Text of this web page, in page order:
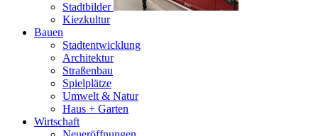
Stadtbilder
Kiezkultur
Bauen
Stadtentwicklung
Architektur
Straßenbau
Spielplätze
Umwelt & Natur
Haus + Garten
Wirtschaft